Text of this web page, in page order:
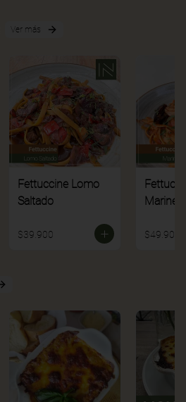
Ver más
Fettuccine Lomo
Saltado
$39.900
Marinera
$49.900